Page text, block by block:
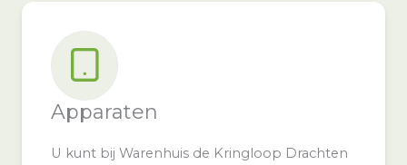
Apparaten
U kunt bij Warenhuis de Kringloop Drachten